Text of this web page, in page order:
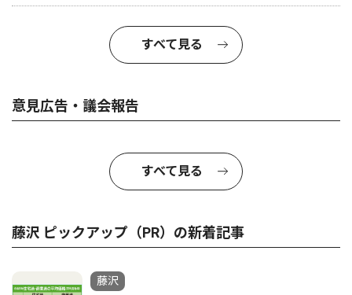
すべて見る
意見広告・議会報告
すべて見る
藤沢 ピックアップ（PR）の新着記事
藤沢